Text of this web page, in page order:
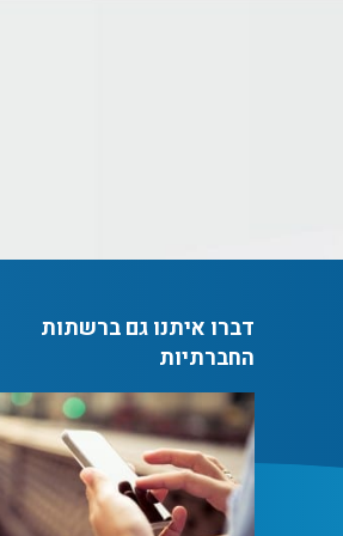
דברו איתנו גם ברשתות
החברתיות